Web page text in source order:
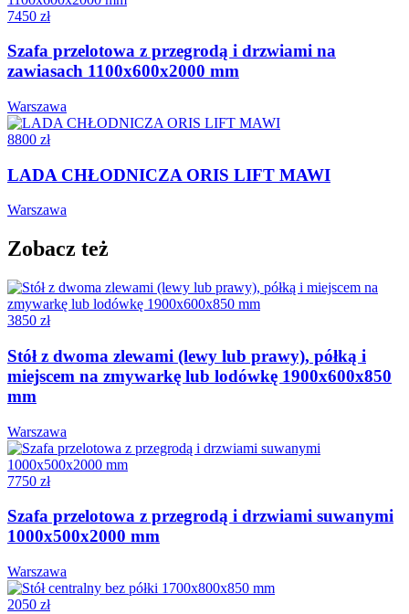
7450 zł
Szafa przelotowa z przegrodą i drzwiami na
zawiasach 1100x600x2000 mm
Warszawa
8800 zł
LADA CHŁODNICZA ORIS LIFT MAWI
Warszawa
Zobacz też
3850 zł
Stół z dwoma zlewami (lewy lub prawy), półką i
miejscem na zmywarkę lub lodówkę 1900x600x850
mm
Warszawa
7750 zł
Szafa przelotowa z przegrodą i drzwiami suwanymi
1000x500x2000 mm
Warszawa
2050 zł